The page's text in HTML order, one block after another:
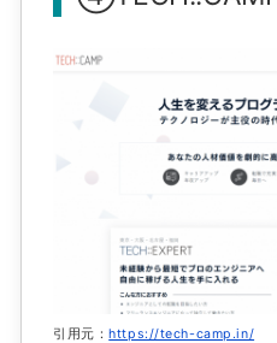
引用元：https://tech-camp.in/